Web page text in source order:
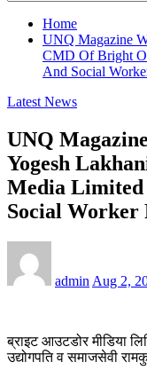
Home
UNQ Magazine
CMD Of Bright
And Social
Latest News
UNQ
Yogesh
Media
Social Worker
admin Aug 2,
ब्राइट आउटडोर मीडिया
उद्योगपति व समाजसेवी